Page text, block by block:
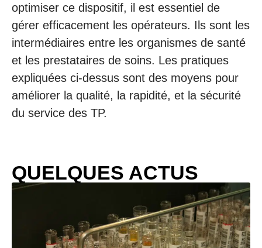
optimiser ce dispositif, il est essentiel de
gérer efficacement les opérateurs. Ils sont les
intermédiaires entre les organismes de santé
et les prestataires de soins. Les pratiques
expliquées ci-dessus sont des moyens pour
améliorer la qualité, la rapidité, et la sécurité
du service des TP.
QUELQUES ACTUS